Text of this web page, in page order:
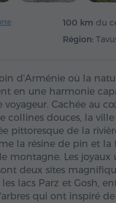
100 km du
Région:
d'Arménie où la
en une harmonie
voyageur. Cachée au
collines douces, la ville
pittoresque de la
la résine de pin et la
montagne. Les joyaux
deux sites
lacs Parz et Gosh,
qui ont inspiré